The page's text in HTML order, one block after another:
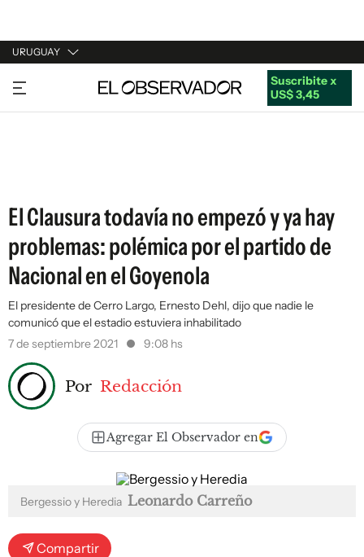
URUGUAY
URUGUAY
ARGENTINA
Suscribite x
US$ 3,45
El Clausura todavía no empezó y ya hay
problemas: polémica por el partido de
Nacional en el Goyenola
El presidente de Cerro Largo, Ernesto Dehl, dijo que nadie le
comunicó que el estadio estuviera inhabilitado
7 de septiembre 2021
9:08 hs
Por Redacción
Agregar El Observador en
Bergessio y Heredia Leonardo Carreño
Compartir